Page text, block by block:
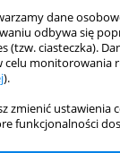
dane
odbywa się
(tzw. ciasteczka).
celu monitorowania
).
zmienić ustawienia
funkcjonalności
81
2016.15.2.65